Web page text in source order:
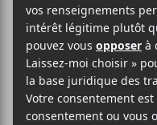
Name,